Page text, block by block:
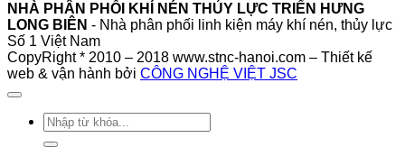
NHÀ PHÂN PHỐI KHÍ NÉN THỦY LỰC TRIỂN HƯNG
LONG BIÊN - Nhà phân phối linh kiện máy khí nén, thủy lực
Số 1 Việt Nam
CopyRight * 2010 – 2018 www.stnc-hanoi.com – Thiết kế
web & vận hành bởi CÔNG NGHỆ VIỆT JSC
Tìm
kiếm: